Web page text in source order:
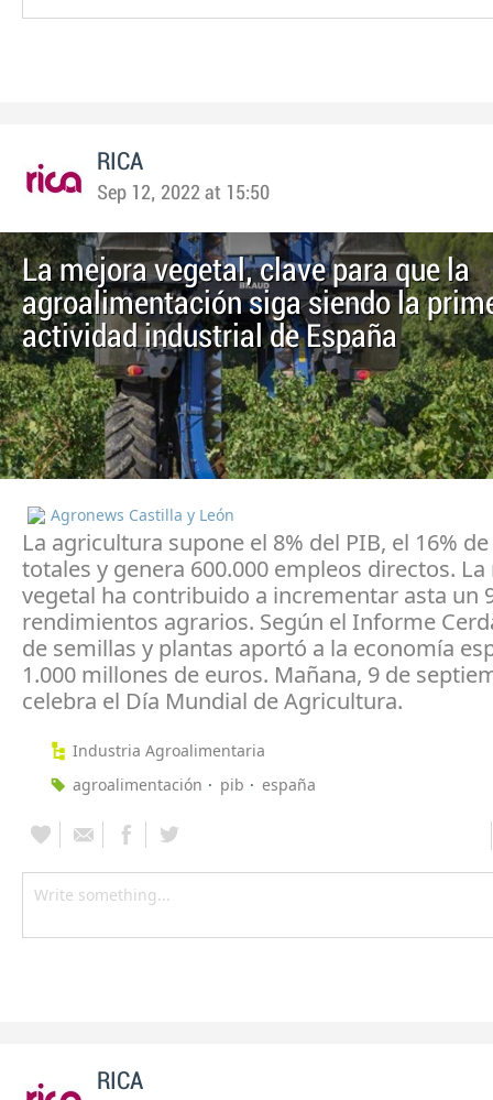
RICA
Sep 12, 2022 at 15:50
La mejora vegetal, clave para que la
agroalimentación siga siendo la
actividad industrial de España
Agronews Castilla y León
La agricultura supone el 8% del PIB, el 16%
totales y genera 600.000 empleos directos.
vegetal ha contribuido a incrementar asta un
rendimientos agrarios. Según el Informe
de semillas y plantas aportó a la economía
1.000 millones de euros. Mañana, 9 de
celebra el Día Mundial de Agricultura.
Industria Agroalimentaria
agroalimentación
pib españa
RICA